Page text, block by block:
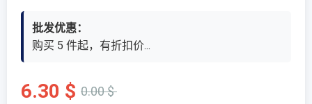
批发优惠：
购买 5 件起，有折扣价...
6.30 $ 0.00 $